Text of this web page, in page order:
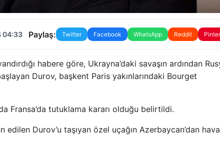
04:33 Paylaş: Twitter Facebook WhatsApp Reddit
habere göre, Ukrayna’daki savaşın ardından
Durov, başkent Paris yakınlarındaki Bourget
Fransa’da tutuklama kararı olduğu belirtildi.
Durov’u taşıyan özel uçağın Azerbaycan’dan